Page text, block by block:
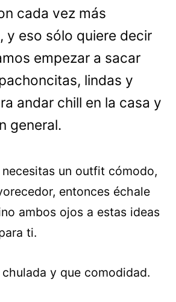
cada vez más
y eso sólo quiere decir
empezar a sacar
lindas y
andar chill en la casa y
general.
un outfit cómodo,
entonces échale
ambos ojos a estas ideas
ti.
y que comodidad.